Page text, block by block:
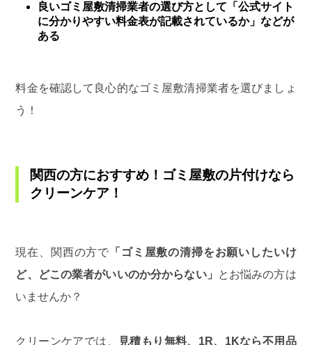
良いゴミ屋敷清掃業者の選び方として「公式サイト
に分かりやすい料金表が記載されているか」などが
ある
料金を確認して良心的なゴミ屋敷清掃業者を選びましょ
う！
関西の方におすすめ！ゴミ屋敷の片付けなら
クリーンケア！
現在、関西の方で 「ゴミ屋敷の清掃をお願いしたいけ
ど、どこの業者がいいのか分からない」
とお悩みの方は
いませんか？
クリーンケアでは、
見積もり無料、1R、1Kなら不用品